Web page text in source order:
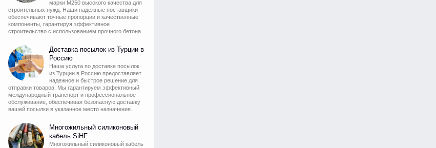
марки М250 высокого качества для
строительных нужд. Наши надежные поставщики
обеспечивают точные пропорции и качественные
компоненты, гарантируя эффективное
строительство с использованием прочного бетона.
Доставка посылок из Турции в
Россию
Наша услуга по доставке посылок
из Турции в Россию предоставляет
надежное и быстрое решение для
отправки товаров. Мы гарантируем эффективный
международный транспорт и профессиональное
обслуживание, обеспечивая безопасную доставку
вашей посылки в указанное место назначения.
Многожильный силиконовый
кабель SiHF
Многожильный силиконовый кабель